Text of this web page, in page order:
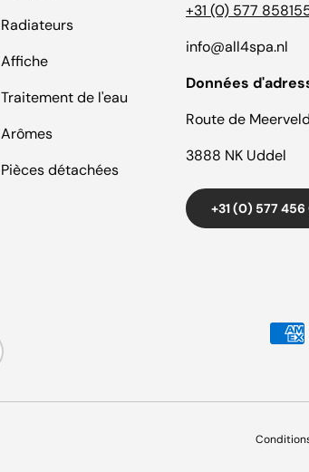
Radiateurs
Affiche
Traitement de l'eau
Arômes
Pièces détachées
+31 (0) 577
info@all4spa.nl
Données
Route de
3888 NK Uddel
+31 (0) 577
Moyens